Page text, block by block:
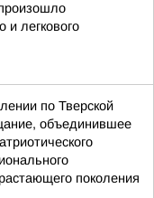
и легкового
по Тверской
объединившее
поколения